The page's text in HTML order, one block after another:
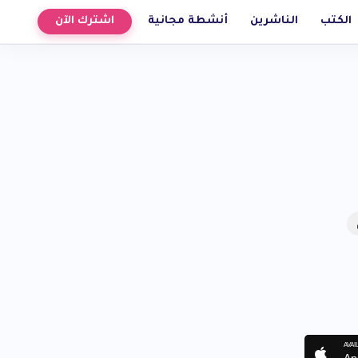
الكتب الناشرين أنشطة مجانية اشترك الآن